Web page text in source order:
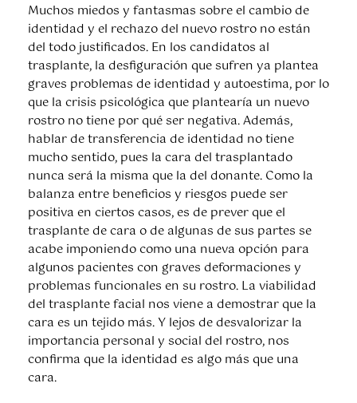
Muchos miedos y fantasmas sobre el cambio de
identidad y el rechazo del nuevo rostro no están
del todo justificados. En los candidatos al
trasplante, la desfiguración que sufren ya plantea
graves problemas de identidad y autoestima, por lo
que la crisis psicológica que plantearía un nuevo
rostro no tiene por qué ser negativa. Además,
hablar de transferencia de identidad no tiene
mucho sentido, pues la cara del trasplantado
nunca será la misma que la del donante. Como la
balanza entre beneficios y riesgos puede ser
positiva en ciertos casos, es de prever que el
trasplante de cara o de algunas de sus partes se
acabe imponiendo como una nueva opción para
algunos pacientes con graves deformaciones y
problemas funcionales en su rostro. La viabilidad
del trasplante facial nos viene a demostrar que la
cara es un tejido más. Y lejos de desvalorizar la
importancia personal y social del rostro, nos
confirma que la identidad es algo más que una
cara.